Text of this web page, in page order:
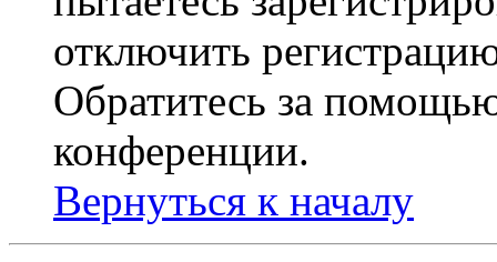
отключить
Обратитесь за
конференции.
Вернуться к началу